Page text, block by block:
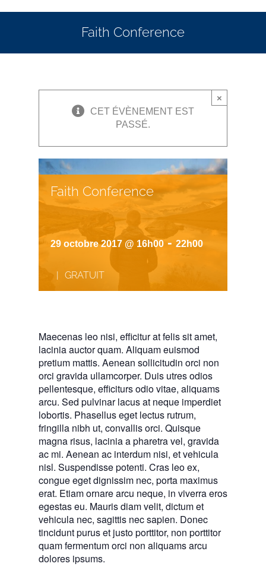
Faith Conference
×
CET ÉVÈNEMENT EST
PASSÉ.
Faith Conference
29 octobre 2017 @ 16h00- 22h00
| GRATUIT
Maecenas leo nisi, efficitur at felis sit amet,
lacinia auctor quam. Aliquam euismod
pretium mattis. Aenean sollicitudin orci non
orci gravida ullamcorper. Duis utres odios
pellentesque, efficiturs odio vitae, aliquams
arcu. Sed pulvinar lacus at neque imperdiet
lobortis. Phasellus eget lectus rutrum,
fringilla nibh ut, convallis orci. Quisque
magna risus, lacinia a pharetra vel, gravida
ac mi. Aenean ac interdum nisi, et vehicula
nisl. Suspendisse potenti. Cras leo ex,
congue eget dignissim nec, porta maximus
erat. Etiam ornare arcu neque, in viverra eros
egestas eu. Mauris diam velit, dictum et
vehicula nec, sagittis nec sapien. Donec
tincidunt purus et justo porttitor, non porttitor
quam fermentum orci non aliquams arcu
dolores ipsums.